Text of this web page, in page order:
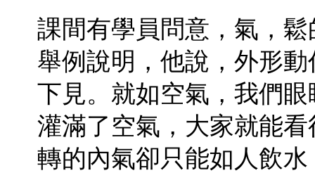
課間有學員問意，氣，
舉例說明，他說，外形
下見。就如空氣，我們
灌滿了空氣，大家就能
轉的內氣卻只能如人飲